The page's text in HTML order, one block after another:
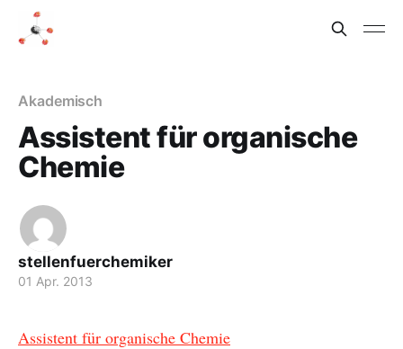
Akademisch
Assistent für organische
Chemie
stellenfuerchemiker
01 Apr. 2013
Assistent für organische Chemie